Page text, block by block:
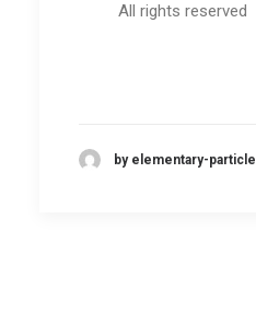
All rights reserved
by elementary-particle